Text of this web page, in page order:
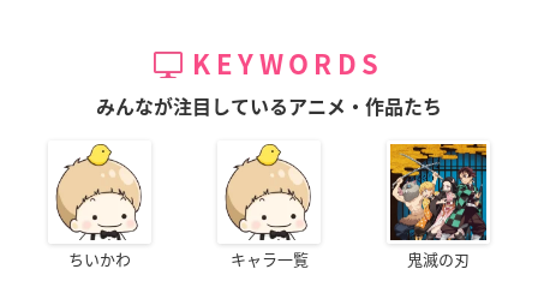
KEYWORDS
みんなが注目しているアニメ・作品たち
ちいかわ キャラ一覧 鬼滅の刃